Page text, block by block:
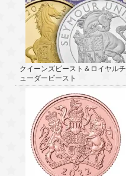
クイーンズビースト＆ロイヤルチ
ューダービースト